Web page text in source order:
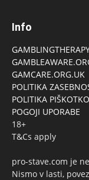
Info
GAMCARE.ORG.UK
POLITIKA
POLITIKA
POGOJI UPORABE
18+
T&Cs apply
pro-stave.com je
Nismo v lasti,